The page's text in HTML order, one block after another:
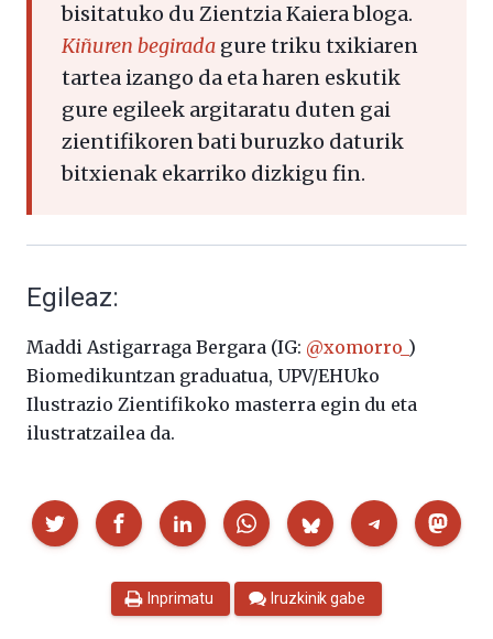
bisitatuko du Zientzia Kaiera bloga.
Kiñuren begirada gure triku txikiaren
tartea izango da eta haren eskutik
gure egileek argitaratu duten gai
zientifikoren bati buruzko daturik
bitxienak ekarriko dizkigu fin.
Egileaz:
Maddi Astigarraga Bergara (IG: @xomorro_ )
Biomedikuntzan graduatua, UPV/EHUko
Ilustrazio Zientifikoko masterra egin du eta
ilustratzailea da.
Partekatu
Inprimatu Iruzkinik gabe